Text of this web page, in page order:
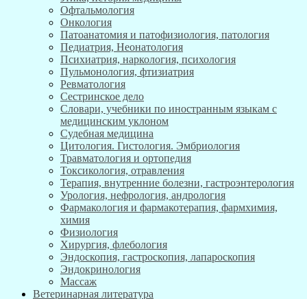
Офтальмология
Онкология
Патоанатомия и патофизиология, патология
Педиатрия, Неонатология
Психиатрия, наркология, психология
Пульмонология, фтизиатрия
Ревматология
Сестринское дело
Словари, учебники по иностранным языкам с
медицинским уклоном
Судебная медицина
Цитология. Гистология. Эмбриология
Травматология и ортопедия
Токсикология, отравления
Терапия, внутренние болезни, гастроэнтерология
Урология, нефрология, андрология
Фармакология и фармакотерапия, фармхимия,
химия
Физиология
Хирургия, флебология
Эндоскопия, гастроскопия, лапароскопия
Эндокринология
Массаж
Ветеринарная литература